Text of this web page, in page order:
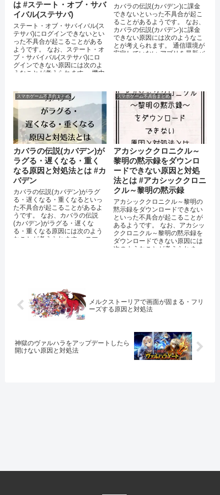
は #ステート・オブ・サバ
イバル(ステサバ)
ステート・オブ・サバイバル(ス
テサバ)にログインできないとい
った不具合が起こることがある
ようです。 なお、ステート・オ
ブ・サバイバル(ステサバ)にロ
グインできない原因には次のよ
うなことが考えられます。 機内
カバラの伝説(カバデン)に課金
できないといった不具合が起こ
ることがあるようです。 なお、
カバラの伝説(カバデン)に課金
できない原因には次のようなこ
とが考えられます。 通信環境が
安定していない アプリを最新バ
スマホゲーム不具合まとめ
カバラの伝説(カバデン)が
ラグる・遅くなる・重く
なる原因と対処法とは #カ
バデン
カバラの伝説(カバデン)がラグ
る・遅くなる・重くなるといっ
た不具合が起こることがあるよ
うです。 なお、カバラの伝説
(カバデン)がラグる・遅くな
る・重くなる原因には次のよう
なことが考えられます。 スマー
スマホゲーム不具合まとめ
アカシッククロニクル～
黎明の黙示録をダウンロ
ードできない原因と対処
法とは #アカシッククロニ
クル～黎明の黙示録
アカシッククロニクル～黎明の
黙示録をダウンロードできない
といった不具合が起こることが
あるようです。 なお、アカシッ
ククロニクル～黎明の黙示録を
ダウンロードできない原因には
次のようなことが考えられま
メルクストーリアで画面が固まる・フリ
ーズする原因と対処法
神獄のヴァルハラをアップデートしたら
開けない原因と対処法